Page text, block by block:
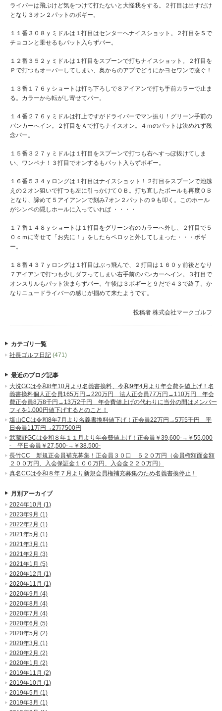
ライバーは飛ぶけど気をつけて打たないと大怪我をする。２打目は出すだけ
となり３オン２パットのボギー。
１１番３０８ｙミドルは１打目はセンターへナイスショット。２打目をＳで
チョコンと乗せるもパット入らずパー。
１２番３５２ｙミドルは１打目をスプーンで打ちナイスショット。２打目を
Ｐで打つもオーバーしてしまい、奥からのアプでどうにかヨセワンで凌ぐ！
１３番１７６ｙショートは打ち下ろしで８アイアンで打ち手前カラーで止ま
る。カラーから転がし寄せてパー。
１４番２７６ｙミドルは打上ですがドライバーでマン振り！グリーン手前の
バンカーへイン。２打目をＡで打ちナイスオン。４ｍのパットは決めれず残
念パー。
１５番３２７ｙミドルは１打目をスプーンで打つも右へすっぽ抜けてしま
い、ワンペナ！３打目でオンするもパット入らずボギー。
１６番５３４ｙロングは１打目はナイスショット！２打目をスプーンで池越
えの２オン狙いで打つも左に引っかけてＯＢ。打ち直したボールも再度ＯＢ
となり、諦めて５アイアンンで刻み7オン２パットの９も叩く。このホール
がシンペの隠しホールに入っていれば ・・・・
１７番１４８ｙショートは１打目をグリーン右のカラーへ外し、２打目で５
０ｃｍに寄せて「お先に！」をしたらペロッと外してしまった・・・ボギ
ー。
１８番４３７ｙロングは１打目はぶっ飛んで、２打目は１６０ｙ前後となり
７アイアンで打つも少しダフってしまい右手前のバンカーへイン。３打目で
オンスリルもパット決まらずパー。午後は３ボギーと９だで４３で終了。か
なりニュードライバーの感じが掴めて来たようです。
投稿者 株式会社マークゴルフ
カテゴリ一覧
社長ゴルフ日記 (471)
最近のブログ記事
大洗GCは令和8年10月より名義書換料、令和9年4月より年会費を値上げ！名
義書換料個人正会員165万円→220万円 法人正会員77万円→110万円 年会
費正会員8万8千円→13万2千円 年会費値上げの代わりに当分の間はメンバー
フィを1,000円値下げするとのこと！
塩山CCは令和8年7月より名義書換料値下げ！正会員22万円→5万5千円 平
日会員11万円→2万7500円
武蔵野GCは令和８年１１月より年会費値上げ！正会員￥39,600-→￥55,000
- 平日会員￥27,500-→￥38,500-
長竹CC 新規正会員補充募集！正会員３０口 ５２０万円（会員権額面金額
２００万円、入会保証金１００万円、入会金２２０万円）
真名CCは令和８年７月より新規会員権補充募集のため名義書換停止！
月別アーカイブ
2024年10月 (1)
2023年9月 (1)
2022年2月 (1)
2021年5月 (1)
2021年3月 (1)
2021年2月 (3)
2021年1月 (5)
2020年12月 (1)
2020年11月 (1)
2020年9月 (4)
2020年8月 (4)
2020年7月 (4)
2020年6月 (5)
2020年5月 (2)
2020年3月 (1)
2020年2月 (2)
2020年1月 (2)
2019年11月 (2)
2019年10月 (1)
2019年5月 (1)
2019年3月 (1)